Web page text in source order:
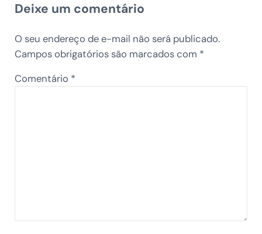
Deixe um comentário
O seu endereço de e-mail não será publicado.
Campos obrigatórios são marcados com *
Comentário *